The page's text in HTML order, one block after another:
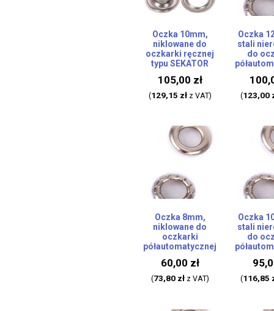
Oczka 10mm,
niklowane do
oczkarki ręcznej
typu SEKATOR
105,00 zł
(129,15 złz VAT)
Oczka
stali
do
(123,00
Oczka 8mm,
niklowane do
oczkarki
półautomatycznej
60,00 zł
(73,80 złz VAT)
Oczka
stali
do
(116,85